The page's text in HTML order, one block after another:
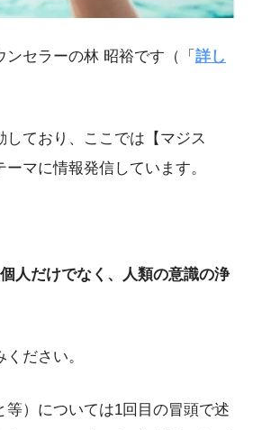
セラーの林 昭裕です（「 詳し
ており、ここでは【マジス
マに情報発信しています。
人だけでなく、人類の意識の浄
ださい。
）については1回目の冒頭で述